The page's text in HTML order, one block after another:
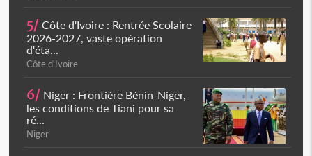
5/ Côte d'Ivoire : Rentrée Scolaire
2026-2027, vaste opération
d'éta...
Côte d'Ivoire
6/ Niger : Frontière Bénin-Niger,
les conditions de Tiani pour sa
ré...
Niger